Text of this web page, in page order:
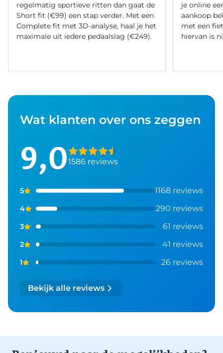
regelmatig sportieve ritten dan gaat de
Short fit (€99) een stap verder. Met een
Complete fit met 3D-analyse, haal je het
maximale uit iedere pedaalslag (€249).
je online
aankoop
met een
hiervan is
Wat klanten over ons zeggen
9,01586 reviews
5 1168 reviews
4 290 reviews
3 61 reviews
2 41 reviews
1 26 reviews
Bekijk alle reviews